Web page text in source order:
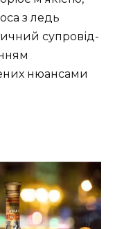
з ледь
супровід-
нюансами